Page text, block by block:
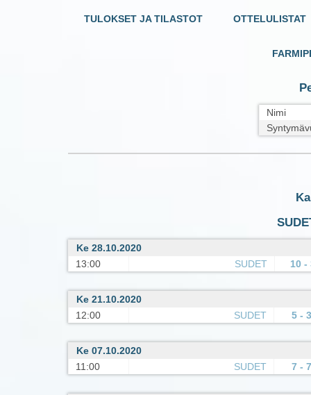
TULOKSET JA TILASTOT OTTELULISTAT
Nimi
Ke 28.10.2020
13:00
SUDET 10 -
Ke 21.10.2020
12:00
SUDET 5 - 3
Ke 07.10.2020
11:00
SUDET 7 - 7